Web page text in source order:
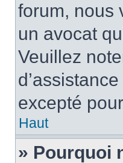
forum, nous
un avocat
Veuillez
excepté
Haut
» Pourquoi